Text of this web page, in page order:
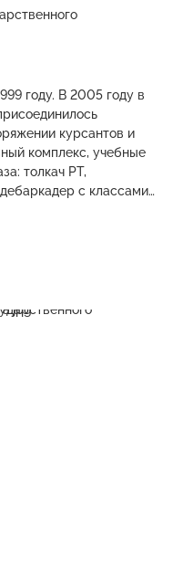
году. В 2005 году в
курсантов и
комплекс, учебные
толкач РТ,
с классами
практику ребята